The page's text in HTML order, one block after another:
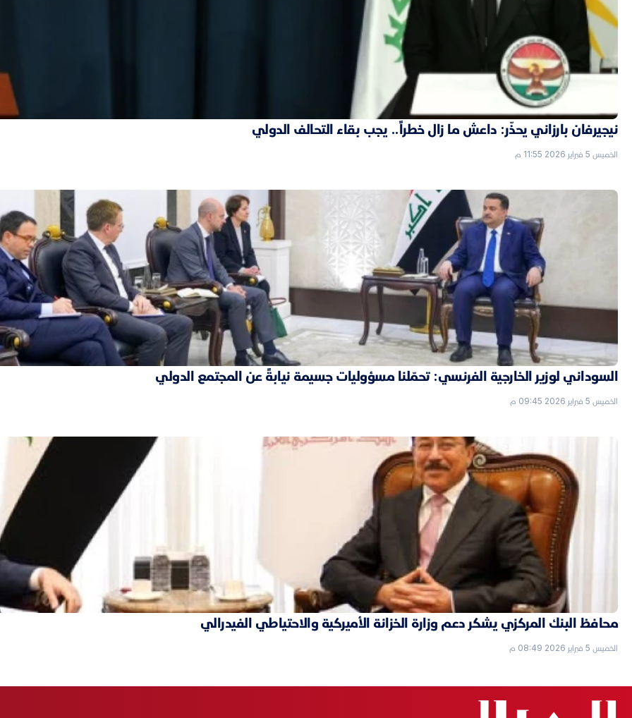
نيجيرفان بارزاني يحذّر: داعش ما زال خطراً.. يجب بقاء التحالف الدولي
الخميس 5 فبراير 2026 11:55 م
السوداني لوزير الخارجية الفرنسي: تحمّلنا مسؤوليات جسيمة نيابةً عن المجتمع الدولي
الخميس 5 فبراير 2026 09:45 م
محافظ البنك المركزي يشكر دعم وزارة الخزانة الأميركية والاحتياطي الفيدرالي
الخميس 5 فبراير 2026 08:49 م